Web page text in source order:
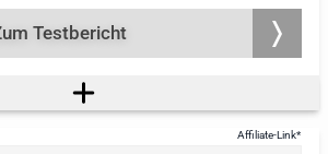
echten Hingucker. Es wird allen
modernes Blutdruckmessgerät für
Testbericht